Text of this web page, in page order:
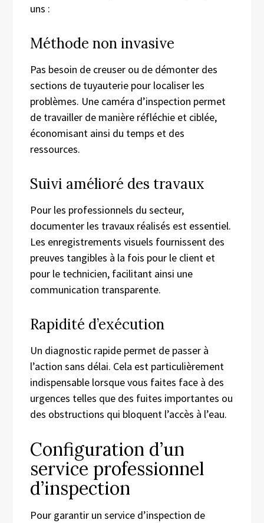
uns :
Méthode non invasive
Pas besoin de creuser ou de démonter des
sections de tuyauterie pour localiser les
problèmes. Une caméra d’inspection permet
de travailler de manière réfléchie et ciblée,
économisant ainsi du temps et des
ressources.
Suivi amélioré des travaux
Pour les professionnels du secteur,
documenter les travaux réalisés est essentiel.
Les enregistrements visuels fournissent des
preuves tangibles à la fois pour le client et
pour le technicien, facilitant ainsi une
communication transparente.
Rapidité d’exécution
Un diagnostic rapide permet de passer à
l’action sans délai. Cela est particulièrement
indispensable lorsque vous faites face à des
urgences telles que des fuites importantes ou
des obstructions qui bloquent l’accès à l’eau.
Configuration d’un
service professionnel
d’inspection
Pour garantir un service d’inspection de